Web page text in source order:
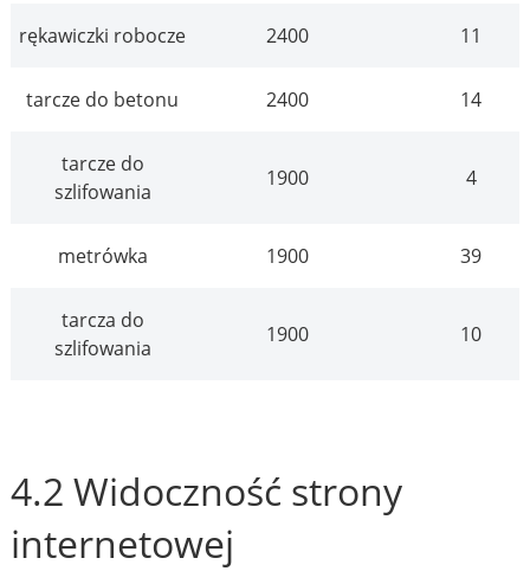
rękawiczki robocze 2400 11
tarcze do betonu 2400 14
tarcze do
szlifowania
1900 4
metrówka 1900 39
tarcza do
szlifowania
1900 10
4.2 Widoczność strony
internetowej